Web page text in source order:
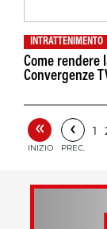
INTRATTENIMENTO
Come rendere
Convergenze
«
INIZIO
‹
PREC.
1